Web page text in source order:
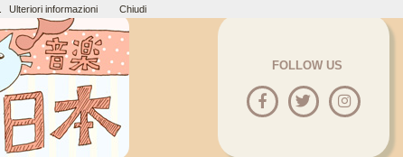
FOLLOW US
Ulteriori informazioni Chiudi